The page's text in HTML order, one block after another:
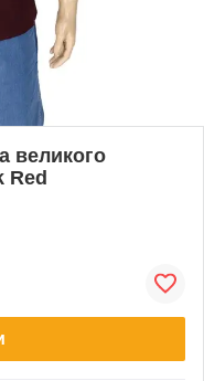
великого
Red